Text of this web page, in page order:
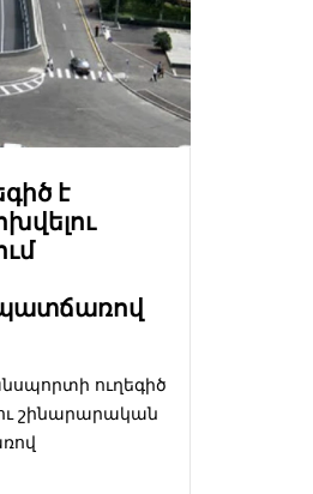
է
ուղեգիծ
շինարարական